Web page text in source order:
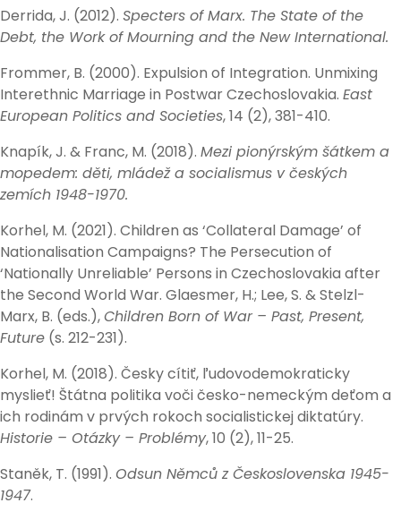
Derrida, J. (2012). Specters of Marx. The State of the
Debt, the Work of Mourning and the New International.
Frommer, B. (2000). Expulsion of Integration. Unmixing
Interethnic Marriage in Postwar Czechoslovakia. East
European Politics and Societies, 14 (2), 381-410.
Knapík, J. & Franc, M. (2018). Mezi pionýrským šátkem a
mopedem: děti, mládež a socialismus v českých
zemích 1948-1970.
Korhel, M. (2021). Children as ‘Collateral Damage’ of
Nationalisation Campaigns? The Persecution of
‘Nationally Unreliable’ Persons in Czechoslovakia after
the Second World War. Glaesmer, H.; Lee, S. & Stelzl-
Marx, B. (eds.),Children Born of War – Past, Present,
Future (s. 212-231).
Korhel, M. (2018). Česky cítiť, ľudovodemokraticky
myslieť! Štátna politika voči česko-nemeckým deťom a
ich rodinám v prvých rokoch socialistickej diktatúry.
Historie – Otázky – Problémy, 10 (2), 11-25.
Staněk, T. (1991). Odsun Němců z Československa 1945-
1947.